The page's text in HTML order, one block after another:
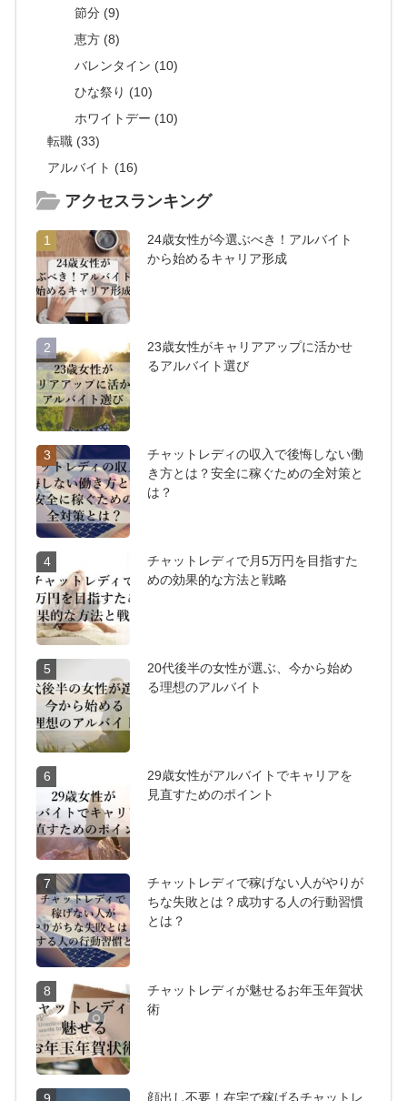
節分 (9)
恵方 (8)
バレンタイン (10)
ひな祭り (10)
ホワイトデー (10)
転職 (33)
アルバイト (16)
アクセスランキング
1
24歳女性が今選ぶべき！アルバイト
から始めるキャリア形成
2
23歳女性がキャリアアップに活かせ
るアルバイト選び
3
チャットレディの収入で後悔しない働
き方とは？安全に稼ぐための全対策と
は？
4
チャットレディで月5万円を目指すた
めの効果的な方法と戦略
5
20代後半の女性が選ぶ、今から始め
る理想のアルバイト
6
29歳女性がアルバイトでキャリアを
見直すためのポイント
7
チャットレディで稼げない人がやりが
ちな失敗とは？成功する人の行動習慣
とは？
8
チャットレディが魅せるお年玉年賀状
術
9 顔出し不要！在宅で稼げるチャットレ